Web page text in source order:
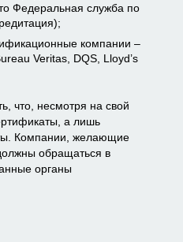
Федеральная служба по
компании –
Veritas, DQS, Lloyd’s
что, несмотря на свой
а лишь
Компании, желающие
обращаться в
органы